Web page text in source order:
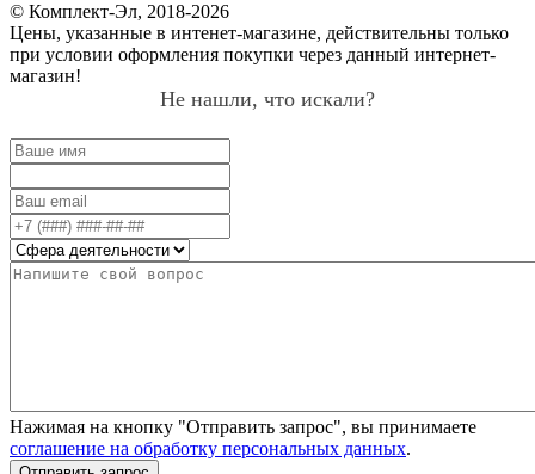
© Комплект-Эл, 2018-2026
Цены, указанные в интенет-магазине, действительны только
при условии оформления покупки через данный интернет-
магазин!
Не нашли, что искали?
Нажимая на кнопку "Отправить запрос", вы принимаете
соглашение на обработку персональных данных.